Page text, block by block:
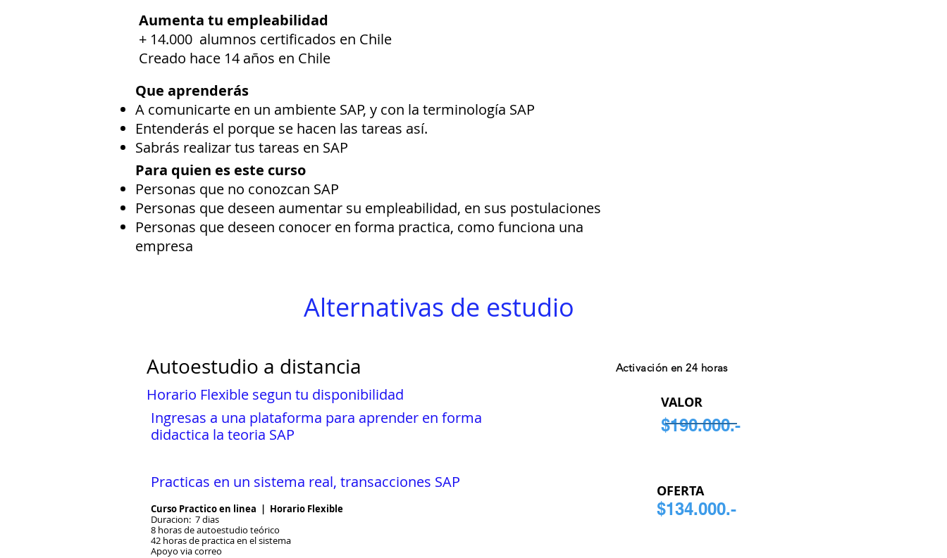
Aumenta tu empleabilidad
+ 14.000 alumnos certificados en Chile
Creado hace 14 años en Chile
Que aprenderás
A comunicarte en un ambiente SAP, y con la terminología SAP
Entenderás el porque se hacen las tareas así.
Sabrás realizar tus tareas en SAP
Para quien es este curso
Personas que no conozcan SAP
Personas que deseen aumentar su empleabilidad, en sus postulaciones
Personas que deseen conocer en forma practica, como funciona una
empresa
Alternativas de estudio
Autoestudio a distancia
Horario Flexible segun tu disponibilidad
Ingresas a una plataforma para aprender en forma
didactica la teoria SAP
Practicas en un sistema real, transacciones SAP
Curso Practico en linea | Horario Flexible
Duracion: 7 dias
8 horas de autoestudio teórico
42 horas de practica en el sistema
Apoyo via correo
Activación en 24 horas
VALOR
$190.000.-
$134.000.-
OFERTA